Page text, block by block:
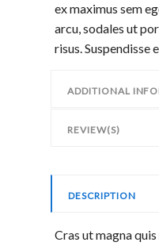
ex maximus sem
arcu, sodales ut
risus. Suspendisse
ADDITIONAL
REVIEW(S)
DESCRIPTION
Cras ut magna